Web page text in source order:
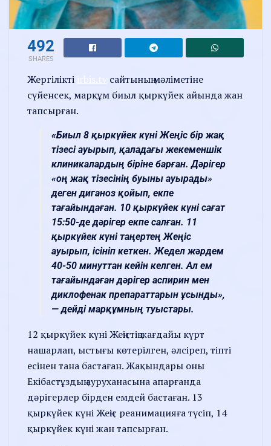
492
SHARES
Жергілікті irbis.tv сайтының мәліметіне
сүйенсек, марқұм биыл қыркүйек айында жан
тапсырған.
«Биыл 8 қыркүйек күні Жеңіс бір жақ
тізесі ауырып, қаладағы жекеменшік
клиникалардың біріне барған. Дәрігер
«оң жақ тізесінің буыны ауырады»
деген диганоз қойып, екпе
тағайындаған. 10 қыркүйек күні сағат
15:50-де дәрігер екпе салған. 11
қыркүйек күні таңертең Жеңіс
ауырып, ісініп кеткен. Жедел жәрдем
40-50 минуттан кейін келген. Ал ем
тағайындаған дәрігер аспирин мен
диклофенак препараттарын ұсынды»,
— дейді марқұмның туыстары.
12 қыркүйек күні Жеңістің жағдайы күрт
нашарлап, ыстығы көтерілген, әлсіреп, тіпті
есінен тана бастаған. Жақындары оны
Екібастұздың ауруханасына апарғанда
дәрігерлер бірден емдей бастаған. 13
қыркүйек күні Жеңіс реанимацияға түсіп, 14
қыркүйек күні жан тапсырған.